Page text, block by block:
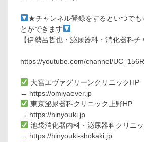
★チャンネル登録をするといつでも
とができます
【伊勢呂哲也・泌尿器科・消化器科チ
https://youtube.com/channel/
大宮エヴァグリーンクリニックHP
→ https://omiyaever.jp
東京泌尿器科クリニック上野HP
→ https://hinyouki.jp
池袋消化器内科・泌尿器科クリニ
→ https://hinyouki-shokaki.jp